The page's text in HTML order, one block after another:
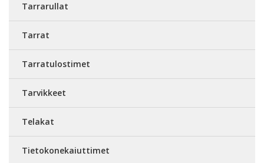
Tarrarullat
Tarrat
Tarratulostimet
Tarvikkeet
Telakat
Tietokonekaiuttimet